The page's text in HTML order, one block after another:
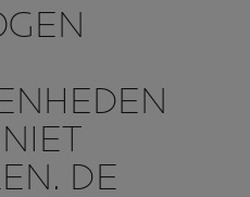
DE